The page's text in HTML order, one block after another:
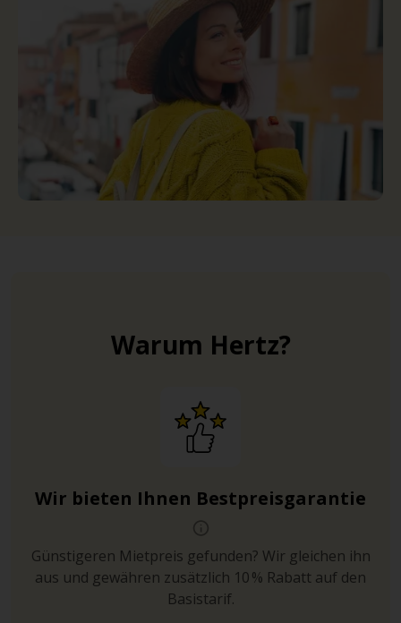
Warum Hertz?
Wir bieten Ihnen Bestpreisgarantie
Günstigeren Mietpreis gefunden? Wir gleichen ihn
aus und gewähren zusätzlich 10 % Rabatt auf den
Basistarif.